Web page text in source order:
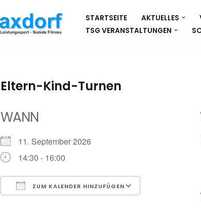
STARTSEITE AKTUELLES
TSG VERANSTALTUNGEN
Eltern-Kind-Turnen
WANN
11. September 2026
14:30 - 16:00
ZUM KALENDER HINZUFÜGEN
Google